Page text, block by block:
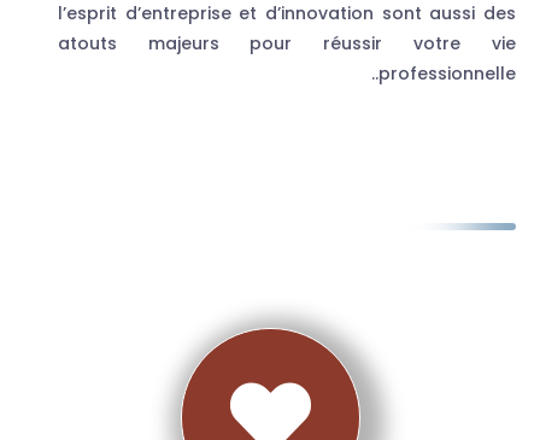
l’esprit d’entreprise et d’innovation sont aussi des
atouts majeurs pour réussir votre vie
professionnelle..
